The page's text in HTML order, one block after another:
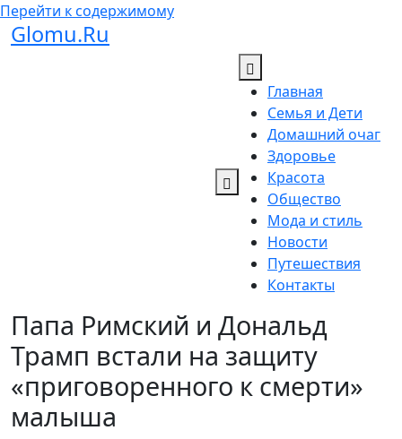
Перейти к содержимому
Glomu.Ru
Главная
Семья и Дети
Домашний очаг
Здоровье
Красота
Общество
Мода и стиль
Новости
Путешествия
Контакты
Папа Римский и Дональд
Трамп встали на защиту
«приговоренного к смерти»
малыша